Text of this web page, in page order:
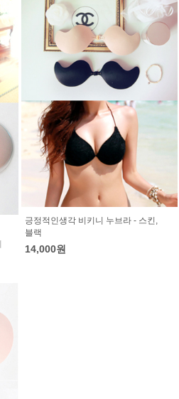
긍정적인생각 비키니 누브라 - 스킨,
블랙
14,000원